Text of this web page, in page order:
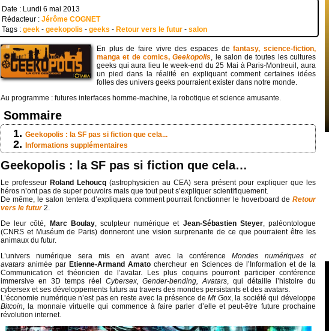
Date : Lundi 6 mai 2013
Rédacteur : Jérôme COGNET
Tags : geek - geekopolis - geeks - Retour vers le futur - salon
En plus de faire vivre des espaces defantasy, science-fiction,
manga et de comics,Geekopolis, le salon de toutes les cultures
geeks qui aura lieu le week-end du 25 Mai à Paris-Montreuil, aura
un pied dans la réalité en expliquant comment certaines idées
folles des univers geeks pourraient exister dans notre monde.
Au programme : futures interfaces homme-machine, la robotique et science amusante.
Sommaire
Geekopolis : la SF pas si fiction que cela...
Informations supplémentaires
Geekopolis : la SF pas si fiction que cela…
Le professeur Roland Lehoucq (astrophysicien au CEA) sera présent pour expliquer que les
héros n’ont pas de super pouvoirs mais que tout peut s’expliquer scientifiquement.
De même, le salon tentera d’expliquera comment pourrait fonctionner le hoverboard de Retour
vers le futur2.
De leur côté,
Marc Boulay, sculpteur numérique et Jean-Sébastien Steyer, paléontologue
(CNRS et Muséum de Paris) donneront une vision surprenante de ce que pourraient être les
animaux du futur.
L’univers numérique sera mis en avant avec la conférenceMondes numériques et
avatars animée par Etienne-Armand Amato chercheur en Sciences de l’Information et de la
Communication et théoricien de l’avatar. Les plus coquins pourront participer conférence
immersive en 3D temps réel Cybersex, Gender-bending, Avatars, qui détaille l’histoire du
cybersex et ses développements futurs au travers des mondes persistants et des avatars.
L’économie numérique n’est pas en reste avec la présence deMt Gox, la société qui développe
Bitcoin, la monnaie virtuelle qui commence à faire parler d’elle et peut-être future prochaine
révolution internet.